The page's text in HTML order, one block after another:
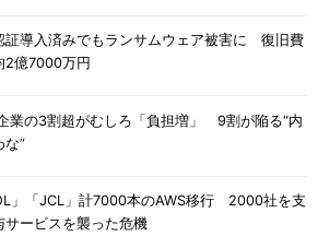
証導入済みでもランサムウェア被害に 復旧費
2億7000万円
業の3割超がむしろ「負担増」 9割が陥る“内
な”
」「JCL」計7000本のAWS移行 2000社を支
サービスを襲った危機